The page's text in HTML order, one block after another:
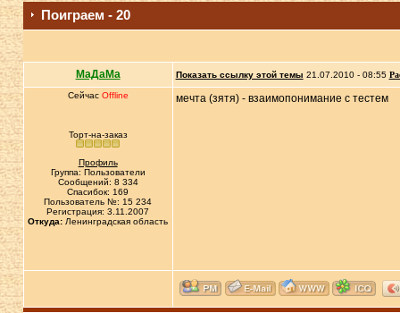
Поиграем - 20
МаДаМа Показать ссылку этой темы 21.07.2010 - 08:55
Сейчас Offline
Торт-на-заказ
Профиль
Группа: Пользователи
Сообщений: 8 334
Спасибок: 169
Пользователь №: 15 234
Регистрация: 3.11.2007
Откуда: Ленинградская область
мечта (зятя) - взаимопонимание с тестем